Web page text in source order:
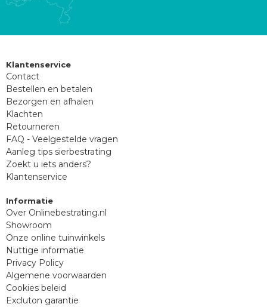
Klantenservice
Contact
Bestellen en betalen
Bezorgen en afhalen
Klachten
Retourneren
FAQ - Veelgestelde vragen
Aanleg tips sierbestrating
Zoekt u iets anders?
Klantenservice
Informatie
Over Onlinebestrating.nl
Showroom
Onze online tuinwinkels
Nuttige informatie
Privacy Policy
Algemene voorwaarden
Cookies beleid
Excluton garantie